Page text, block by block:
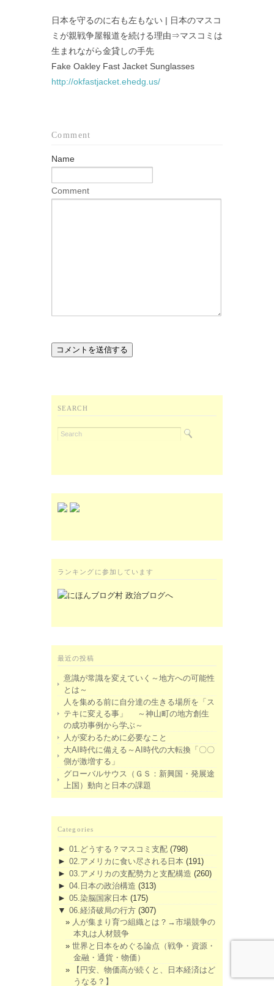
日本を守るのに右も左もない | 日本のマスコ
ミが親戦争屋報道を続ける理由⇒マスコミは
生まれながら金貸しの手先
Fake Oakley Fast Jacket Sunglasses
http://okfastjacket.ehedg.us/
Comment
Name
Comment
SEARCH
ランキングに参加しています
最近の投稿
意識が常識を変えていく～地方への可能性
とは～
人を集める前に自分達の生きる場所を「ス
テキに変える事」 ～神山町の地方創生
の成功事例から学ぶ～
人が変わるために必要なこと
大AI時代に備える～AI時代の大転換「〇〇
側が激増する」
グローバルサウス（ＧＳ：新興国・発展途
上国）動向と日本の課題
Categories
► 01.どうする？マスコミ支配 (798)
► 02.アメリカに食い尽される日本 (191)
► 03.アメリカの支配勢力と支配構造 (260)
► 04.日本の政治構造 (313)
► 05.染脳国家日本 (175)
▼ 06.経済破局の行方 (307)
人が集まり育つ組織とは？→市場競争の
本丸は人材競争
世界と日本をめぐる論点（戦争・資源・
金融・通貨・物価）
【円安、物価高が続くと、日本経済はど
うなる？】